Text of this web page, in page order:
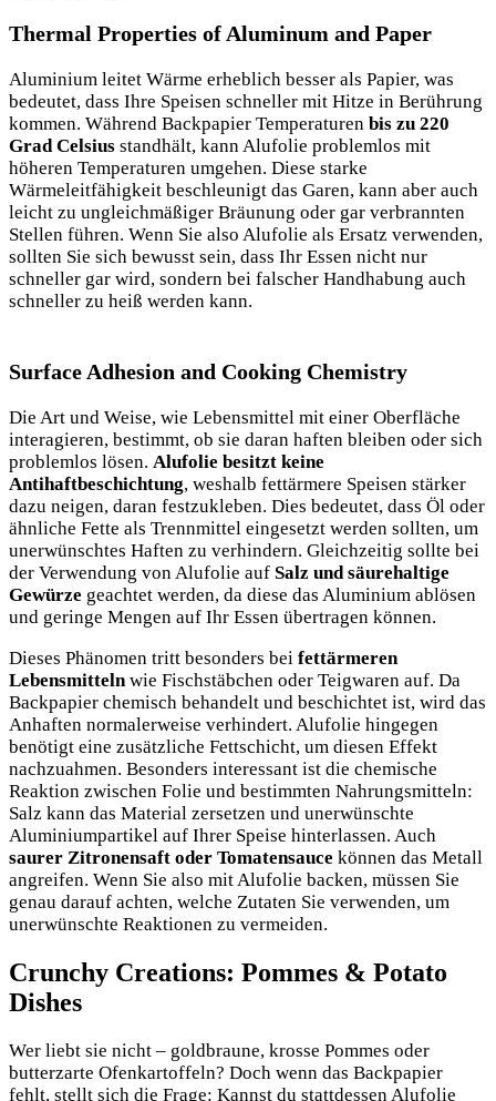
Thermal Properties of Aluminum and Paper
Aluminium leitet Wärme erheblich besser als Papier, was
bedeutet, dass Ihre Speisen schneller mit Hitze in Berührung
kommen. Während Backpapier Temperaturen bis zu 220
Grad Celsius standhält, kann Alufolie problemlos mit
höheren Temperaturen umgehen. Diese starke
Wärmeleitfähigkeit beschleunigt das Garen, kann aber auch
leicht zu ungleichmäßiger Bräunung oder gar verbrannten
Stellen führen. Wenn Sie also Alufolie als Ersatz verwenden,
sollten Sie sich bewusst sein, dass Ihr Essen nicht nur
schneller gar wird, sondern bei falscher Handhabung auch
schneller zu heiß werden kann.
Surface Adhesion and Cooking Chemistry
Die Art und Weise, wie Lebensmittel mit einer Oberfläche
interagieren, bestimmt, ob sie daran haften bleiben oder sich
problemlos lösen. Alufolie besitzt keine
Antihaftbeschichtung, weshalb fettärmere Speisen stärker
dazu neigen, daran festzukleben. Dies bedeutet, dass Öl oder
ähnliche Fette als Trennmittel eingesetzt werden sollten, um
unerwünschtes Haften zu verhindern. Gleichzeitig sollte bei
der Verwendung von Alufolie auf Salz und säurehaltige
Gewürze geachtet werden, da diese das Aluminium ablösen
und geringe Mengen auf Ihr Essen übertragen können.
Dieses Phänomen tritt besonders bei fettärmeren
Lebensmittelnwie Fischstäbchen oder Teigwaren auf. Da
Backpapier chemisch behandelt und beschichtet ist, wird das
Anhaften normalerweise verhindert. Alufolie hingegen
benötigt eine zusätzliche Fettschicht, um diesen Effekt
nachzuahmen. Besonders interessant ist die chemische
Reaktion zwischen Folie und bestimmten Nahrungsmitteln:
Salz kann das Material zersetzen und unerwünschte
Aluminiumpartikel auf Ihrer Speise hinterlassen. Auch
saurer Zitronensaft oder Tomatensauce können das Metall
angreifen. Wenn Sie also mit Alufolie backen, müssen Sie
genau darauf achten, welche Zutaten Sie verwenden, um
unerwünschte Reaktionen zu vermeiden.
Crunchy Creations: Pommes & Potato
Dishes
Wer liebt sie nicht – goldbraune, krosse Pommes oder
butterzarte Ofenkartoffeln? Doch wenn das Backpapier
fehlt, stellt sich die Frage: Kannst du stattdessen Alufolie